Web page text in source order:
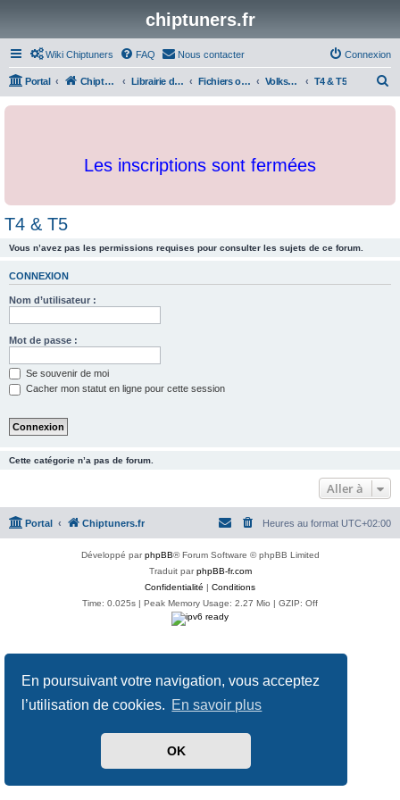
En poursuivant votre navigation, vous acceptez
l’utilisation de cookies. En savoir plus
OK
chiptuners.fr
Wiki Chiptuners FAQ Nous contacter Connexion
Portal Chiptuners.fr Librairie de documents et originaux Fichiers originaux Volkswagen T4 & T5
c
Les inscriptions sont fermées
T4 & T5
Vous n’avez pas les permissions requises pour consulter les sujets de ce forum.
CONNEXION
Nom d’utilisateur :
Mot de passe :
Se souvenir de moi
Cacher mon statut en ligne pour cette session
Cette catégorie n’a pas de forum.
Aller à
Portal Chiptuners.fr Heures au format UTC+02:00
Développé parphpBB® Forum Software © phpBB Limited
Traduit parphpBB-fr.com
Confidentialité | Conditions
Time: 0.025s | Peak Memory Usage: 2.27 Mio | GZIP: Off